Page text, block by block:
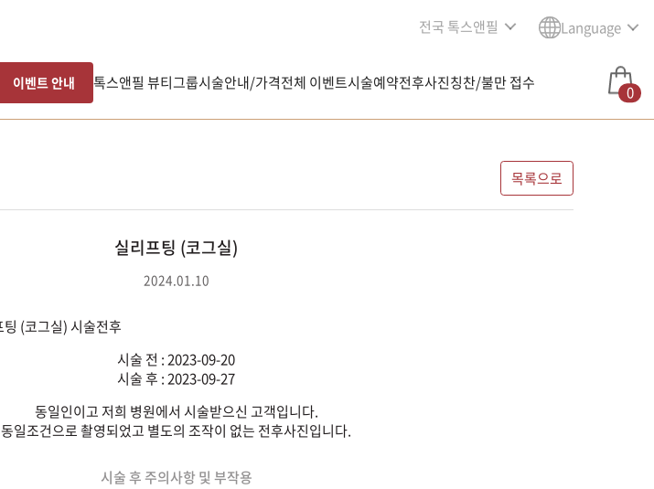
전국 톡스앤필 Language
이벤트 안내 톡스앤필 뷰티그룹시술안내/가격전체 이벤트시술예약전후사진칭찬/불만 접수 0
목록으로
실리프팅 (코그실)
2024.01.10
시술 전 : 2023-09-20
시술 후 : 2023-09-27
동일인이고 저희 병원에서 시술받으신 고객입니다.
동일조건으로 촬영되었고 별도의 조작이 없는 전후사진입니다.
시술 후 주의사항 및 부작용